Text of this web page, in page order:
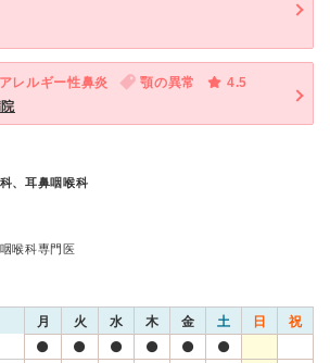
アレルギー性鼻炎 顎の異常
4.5
、耳鼻咽喉科
喉科専門医
月 火 水 木 金 土 日 祝